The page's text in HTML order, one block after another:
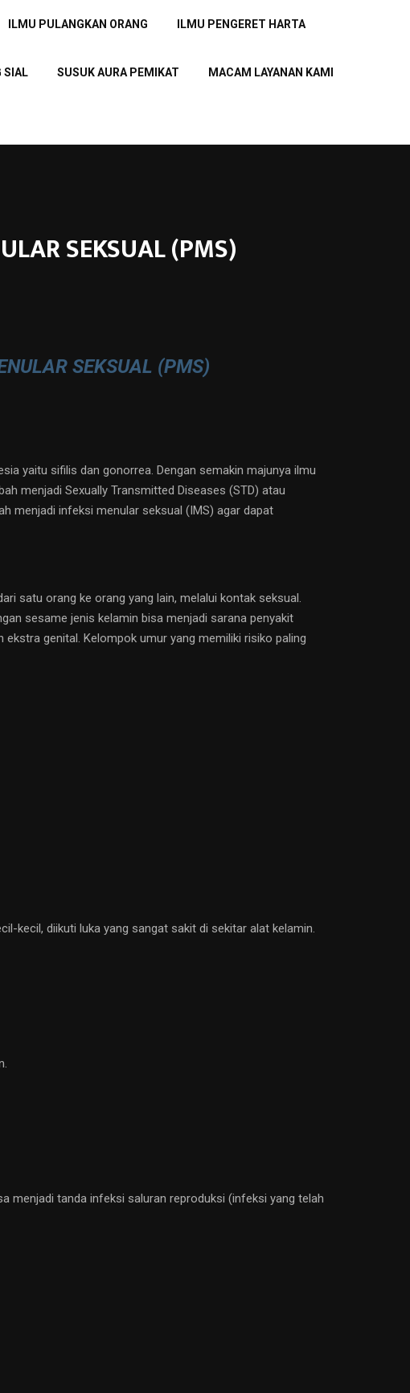
ILMU PULANGKAN ORANG ILMU PENGERET HARTA
SIAL SUSUK AURA PEMIKAT MACAM LAYANAN KAMI
SEKSUAL (PMS)
SEKSUAL (PMS)
yaitu sifilis dan gonorrea. Dengan semakin majunya ilmu
menjadi Sexually Transmitted Diseases (STD) atau
menjadi infeksi menular seksual (IMS) agar dapat
satu orang ke orang yang lain, melalui kontak seksual.
sesame jenis kelamin bisa menjadi sarana penyakit
genital. Kelompok umur yang memiliki risiko paling
kecil, diikuti luka yang sangat sakit di sekitar alat kelamin.
menjadi tanda infeksi saluran reproduksi (infeksi yang telah